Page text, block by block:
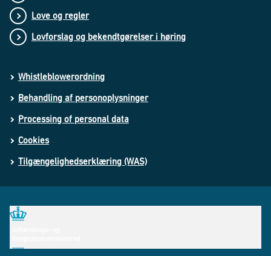
Love og regler
Lovforslag og bekendtgørelser i høring
Whistleblowerordning
Behandling af personoplysninger
Processing of personal data
Cookies
Tilgængelighedserklæring (WAS)